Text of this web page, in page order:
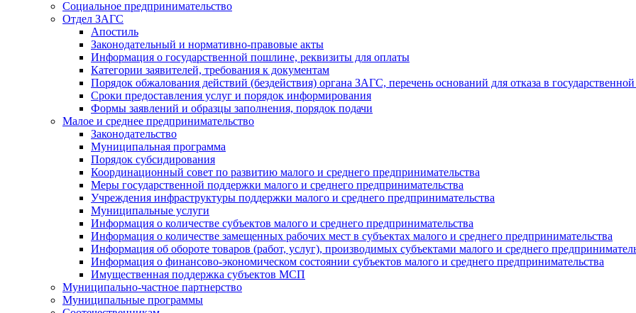
Социальное предпринимательство
Отдел ЗАГС
Апостиль
Законодательный и нормативно-правовые акты
Информация о государственной пошлине, реквизиты для оплаты
Категории заявителей, требования к документам
Порядок обжалования действий (бездействия) органа ЗАГС, перечень оснований для отказа в
Сроки предоставления услуг и порядок информирования
Формы заявлений и образцы заполнения, порядок подачи
Малое и среднее предпринимательство
Законодательство
Муниципальная программа
Порядок субсидирования
Координационный совет по развитию малого и среднего предпринимательства
Меры государственной поддержки малого и среднего предпринимательства
Учреждения инфраструктуры поддержки малого и среднего предпринимательства
Муниципальные услуги
Информация о количестве субъектов малого и среднего предпринимательства
Информация о количестве замещенных рабочих мест в субъектах малого и среднего предпринимательства
Информация об обороте товаров (работ, услуг), производимых субъектами малого и среднего
Информация о финансово-экономическом состоянии субъектов малого и среднего предпринимательства
Имущественная поддержка субъектов МСП
Муниципально-частное партнерство
Муниципальные программы